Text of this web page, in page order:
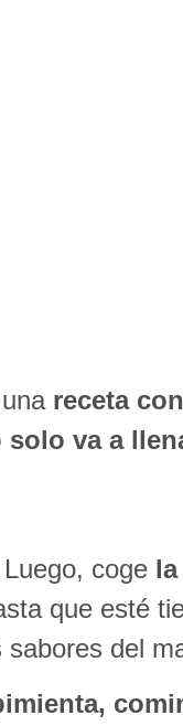
receta
solo va a
coge
que esté
del